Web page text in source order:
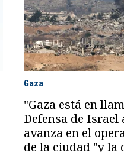
Gaza
"Gaza está en
Defensa de
avanza en el
de la ciudad "y la